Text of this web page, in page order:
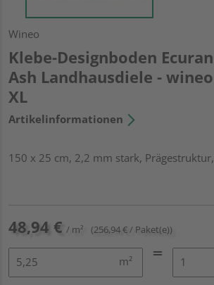
Wineo
Klebe-Designboden
Ash Landhausdiele -
XL
Artikelinformationen
150 x 25 cm, 2,2 mm stark,
48,94 € / m² (256,94 € / Paket(e))
m²